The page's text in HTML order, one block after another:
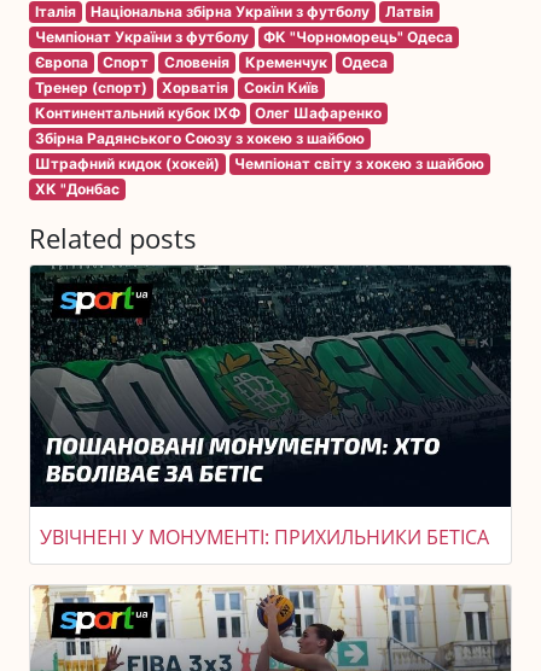
Італія Національна збірна України з футболу
Латвія
Чемпіонат України з футболу
ФК "Чорноморець" Одеса
Європа
Спорт Словенія Кременчук
Одеса
Тренер (спорт)
Хорватія
Сокіл Київ
Континентальний кубок ІХФ
Олег Шафаренко
Збірна Радянського Союзу з хокею з шайбою
Штрафний кидок (хокей)
Чемпіонат світу з хокею з шайбою
ХК "Донбас
Related posts
УВІЧНЕНІ У МОНУМЕНТІ: ПРИХИЛЬНИКИ БЕТІСА